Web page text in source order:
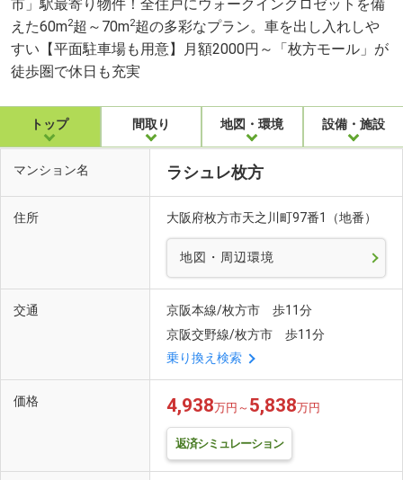
市」駅最寄り物件！全住戸にウォークインクロゼットを備
えた60m2超～70m2超の多彩なプラン。車を出し入れしや
すい【平面駐車場も用意】月額2000円～「枚方モール」が
徒歩圏で休日も充実
トップ 間取り 地図・環境 設備・施設
マンション名 ラシュレ枚方
住所 大阪府枚方市天之川町97番1（地番）
地図・周辺環境
交通
京阪本線/枚方市 歩11分
京阪交野線/枚方市 歩11分
乗り換え検索
価格 4,938万円～ 5,838万円
返済シミュレーション